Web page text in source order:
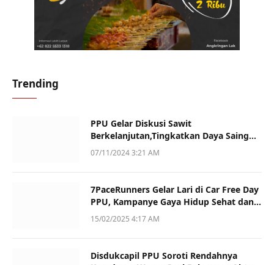
Trending
PPU Gelar Diskusi Sawit
Berkelanjutan,Tingkatkan Daya Saing
dan Kualitas
07/11/2024 3:21 AM
7PaceRunners Gelar Lari di Car Free Day
PPU, Kampanye Gaya Hidup Sehat dan
Dukung UMKM
15/02/2025 4:17 AM
Disdukcapil PPU Soroti Rendahnya